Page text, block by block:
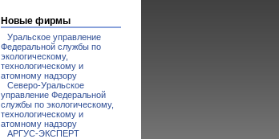
Новые фирмы
Уральское управление
Федеральной службы по
экологическому,
технологическому и
атомному надзору
Северо-Уральское
управление Федеральной
службы по экологическому,
технологическому и
атомному надзору
АРГУС-ЭКСПЕРТ